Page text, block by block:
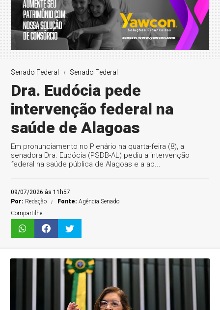
Senado Federal Senado Federal
Dra. Eudócia pede
intervenção federal na
saúde de Alagoas
Em pronunciamento no Plenário na quarta-feira (8), a
senadora Dra. Eudócia (PSDB-AL) pediu a intervenção
federal na saúde pública de Alagoas e a ap...
09/07/2026 às 11h57
Por: Redação Fonte:Agência Senado
Compartilhe: